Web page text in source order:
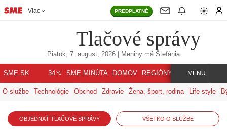
Viac PREDPLATNÉ
Tlačové správy
Piatok, 7. august, 2026 | Meniny má Štefánia
SME.SK 34℃ SME MINÚTA DOMOV REGIÓNY INDEX SVET
MENU
O službe Technológie Obchod Zdravie Žena, šport, rodina Life style
OBJEDNAŤ TLAČOVÉ SPRÁVY VŠETKO O SLUŽBE